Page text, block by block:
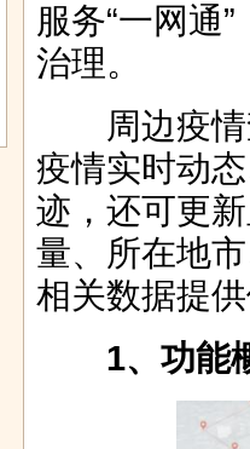
子，光明乳
高端不锈钢全
屋定制品牌
奶瓶子到菜篮
子，光明乳
高端不锈钢全
屋定制品牌
服务“一网通
治理。
周边疫情
疫情实时动
迹，还可更
量、所在地
相关数据提
1、功能